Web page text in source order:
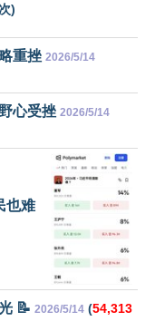
)
重挫 2026/5/14
心受挫 2026/5/14
也难
📝 2026/5/14 (54,313